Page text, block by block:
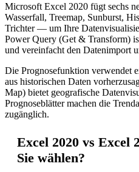
Microsoft Excel 2020 fügt sechs
Wasserfall, Treemap, Sunburst,
Trichter — um Ihre
Power Query (Get & Transform)
und vereinfacht den Datenimport
Die Prognosefunktion verwendet
aus historischen Daten
Map) bietet geografische
Prognoseblätter machen die
zugänglich.
Excel 2020 vs Excel
Sie wählen?